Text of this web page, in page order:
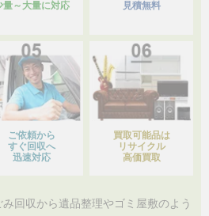
量～大量に対応
見積無料
ご依頼から
すぐ回収へ
迅速対応
買取可能品は
リサイクル
高価買取
回収から遺品整理やゴミ屋敷のよう